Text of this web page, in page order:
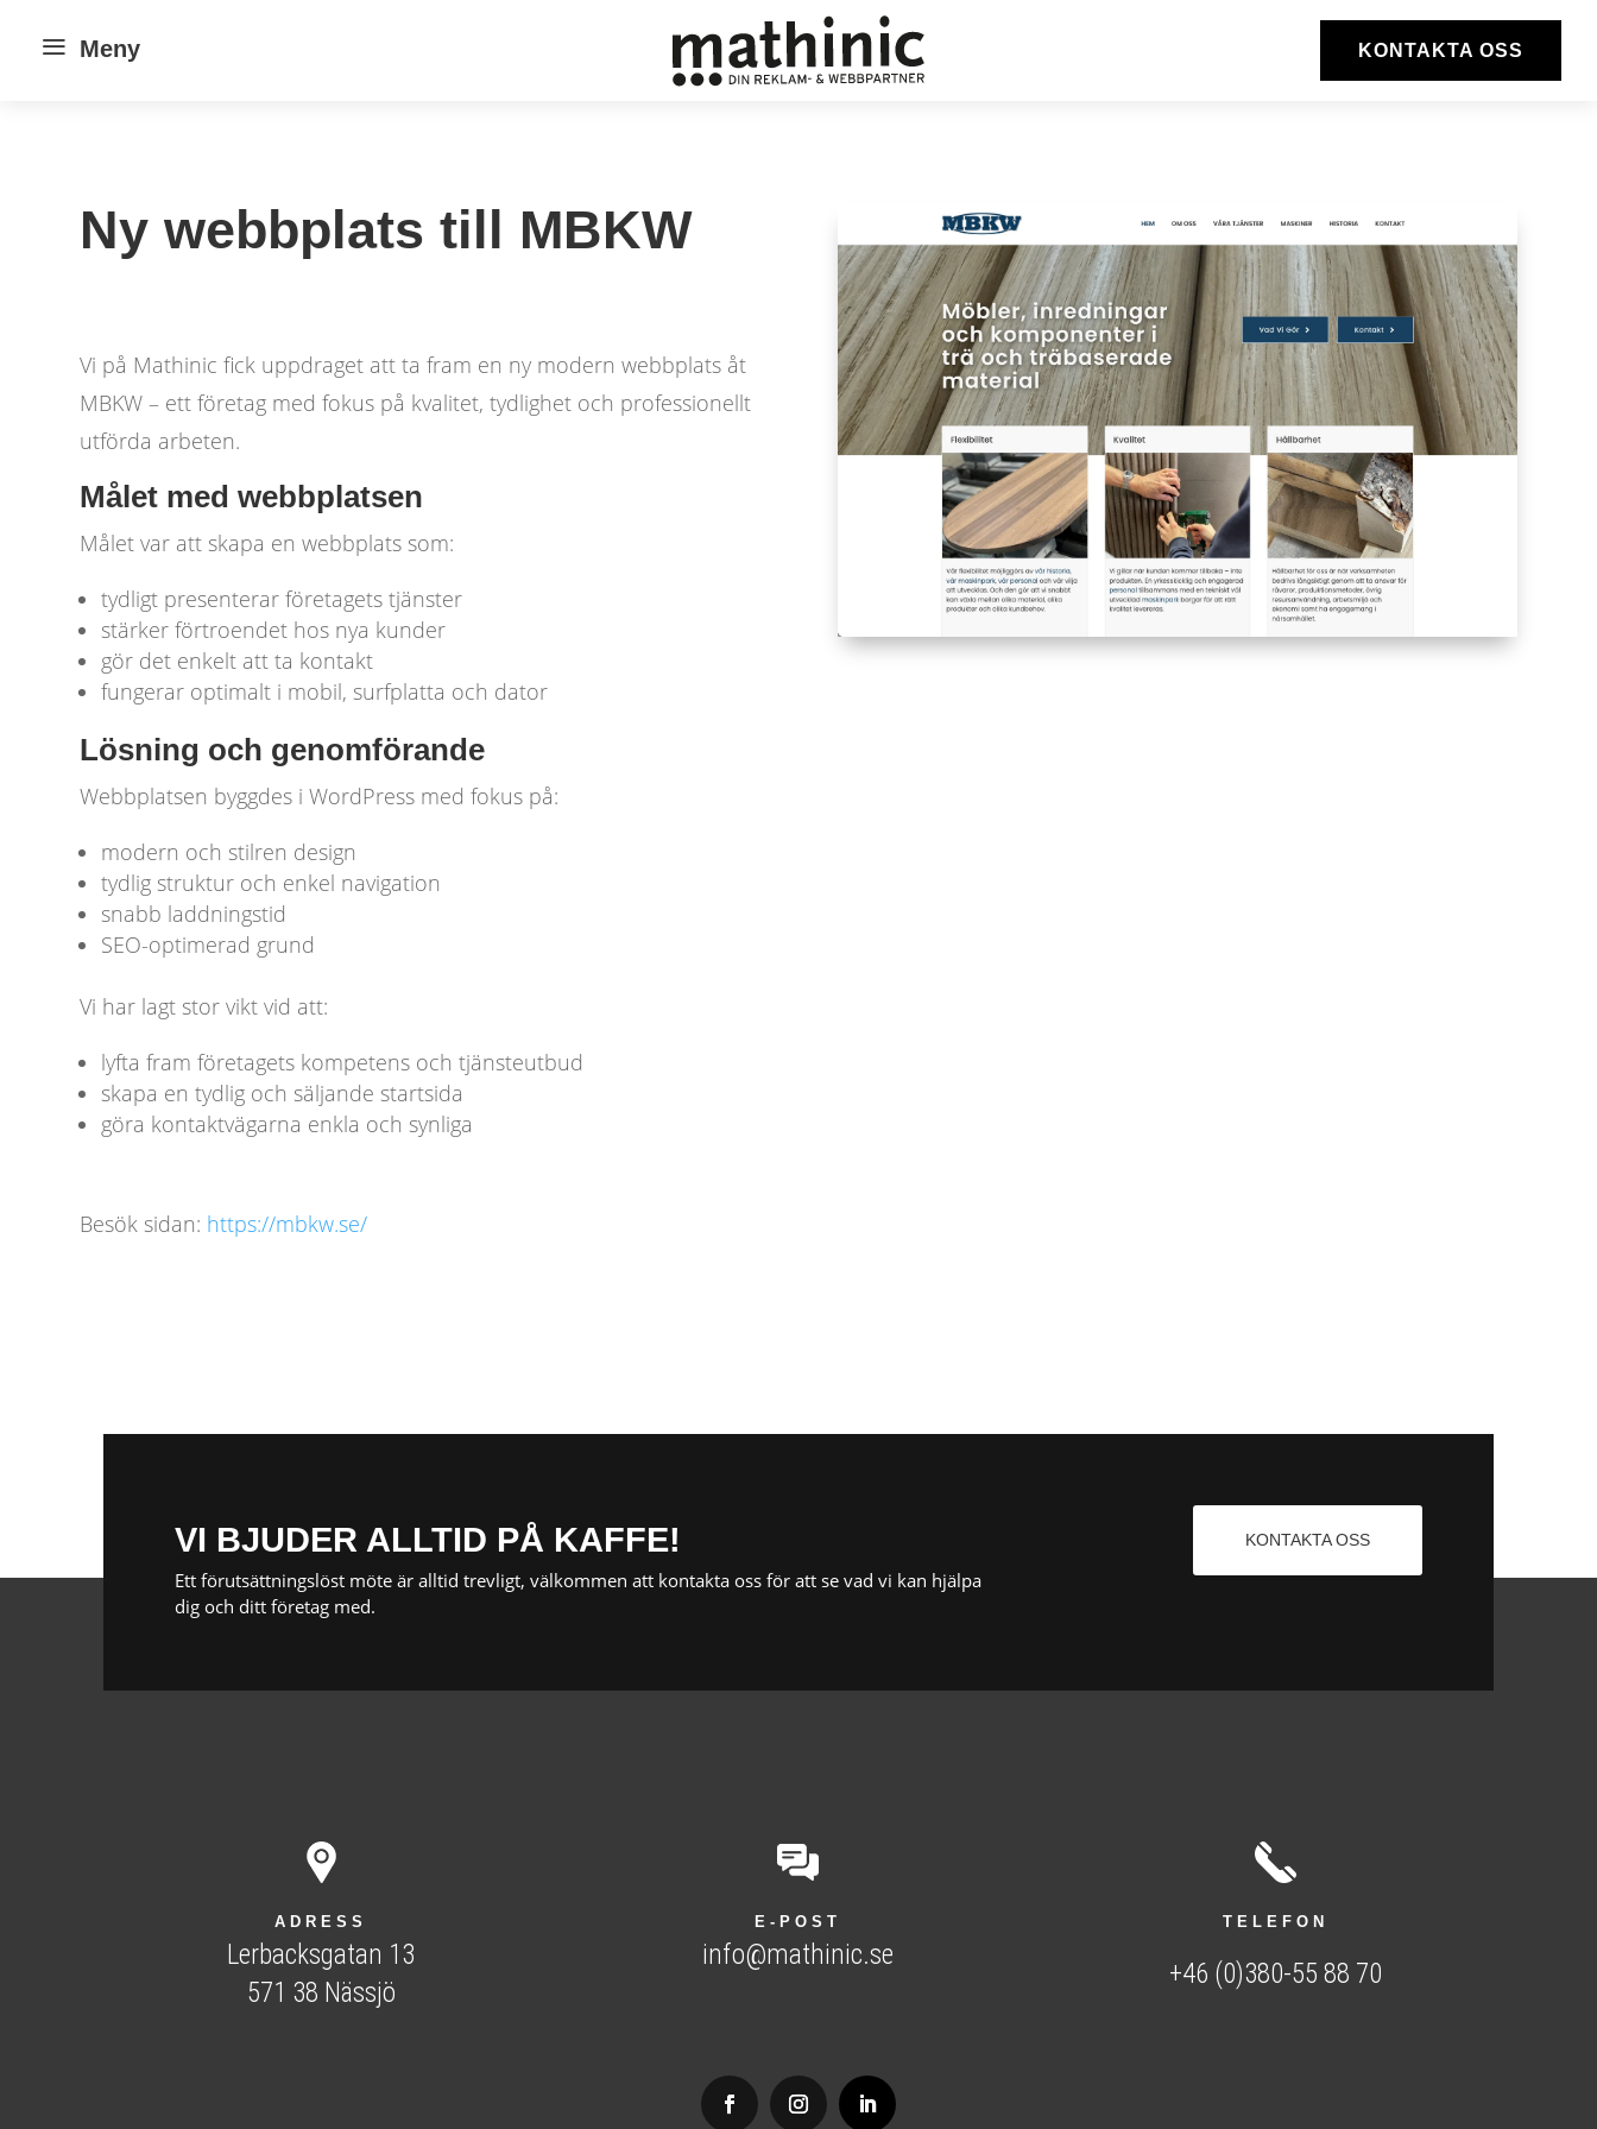
a Meny KONTAKTA OSS
Ny webbplats till MBKW
Vi på Mathinic fick uppdraget att ta fram en ny modern webbplats åt
MBKW – ett företag med fokus på kvalitet, tydlighet och professionellt
utförda arbeten.
Målet med webbplatsen
Målet var att skapa en webbplats som:
tydligt presenterar företagets tjänster
stärker förtroendet hos nya kunder
gör det enkelt att ta kontakt
fungerar optimalt i mobil, surfplatta och dator
Lösning och genomförande
Webbplatsen byggdes i WordPress med fokus på:
modern och stilren design
tydlig struktur och enkel navigation
snabb laddningstid
SEO-optimerad grund
Vi har lagt stor vikt vid att:
lyfta fram företagets kompetens och tjänsteutbud
skapa en tydlig och säljande startsida
göra kontaktvägarna enkla och synliga
Besök sidan: https://mbkw.se/
VI BJUDER ALLTID PÅ KAFFE!
Ett förutsättningslöst möte är alltid trevligt, välkommen att kontakta oss för att se vad vi kan hjälpa
dig och ditt företag med.
KONTAKTA OSS
ADRESS
Lerbacksgatan 13
571 38 Nässjö
E-POST
info@mathinic.se
TELEFON
+46 (0)380-55 88 70